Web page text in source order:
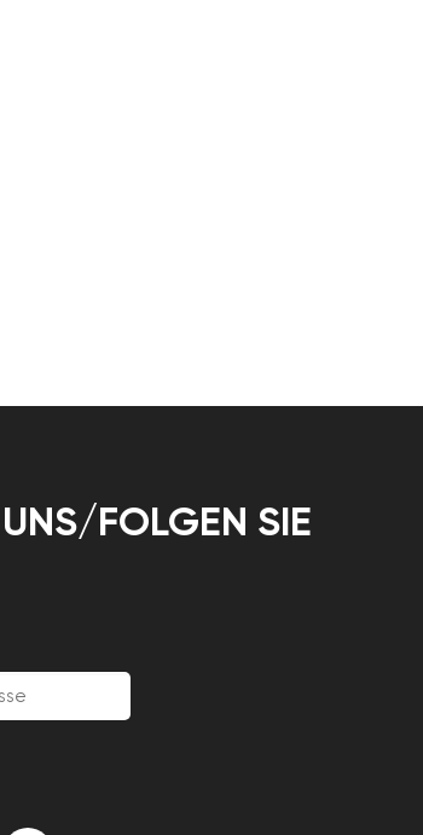
FOLGEN SIE